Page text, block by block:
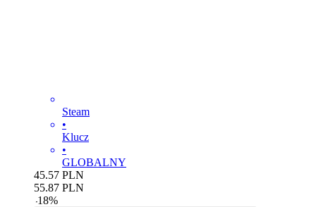
Steam
•
Klucz
•
GLOBALNY
45.57 PLN
55.87 PLN
-18%